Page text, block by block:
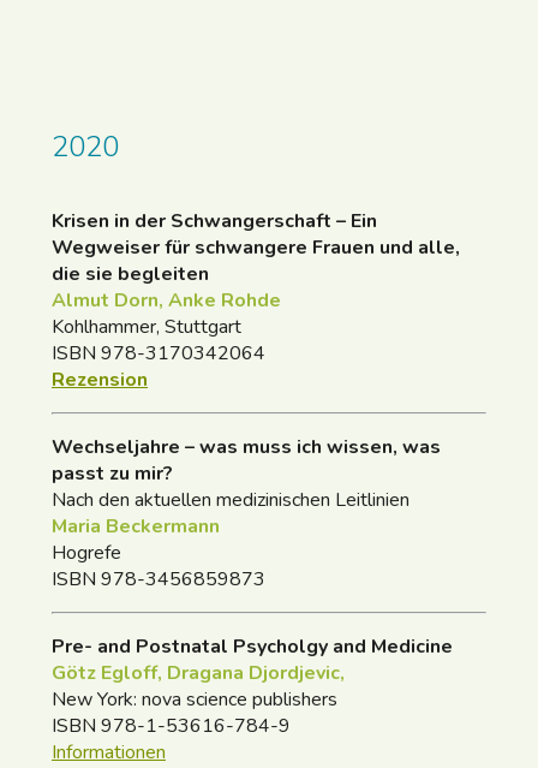
2020
Krisen in der Schwangerschaft – Ein
Wegweiser für schwangere Frauen und alle,
die sie begleiten
Almut Dorn, Anke Rohde
Kohlhammer, Stuttgart
ISBN 978-3170342064
Rezension
Wechseljahre – was muss ich wissen, was
passt zu mir?
Nach den aktuellen medizinischen Leitlinien
Maria Beckermann
Hogrefe
ISBN 978-3456859873
Pre- and Postnatal Psycholgy and Medicine
Götz Egloff, Dragana Djordjevic,
New York: nova science publishers
ISBN 978-1-53616-784-9
Informationen